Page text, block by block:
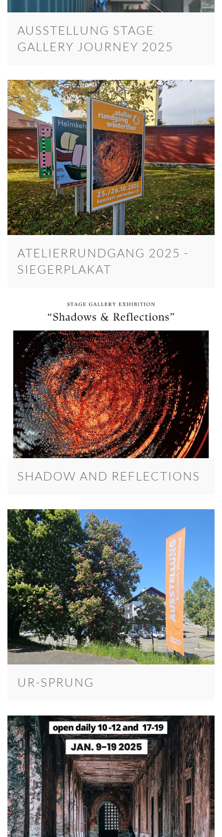
AUSSTELLUNG STAGE
GALLERY JOURNEY 2025
ATELIERRUNDGANG 2025 -
SIEGERPLAKAT
SHADOW AND REFLECTIONS
UR-SPRUNG